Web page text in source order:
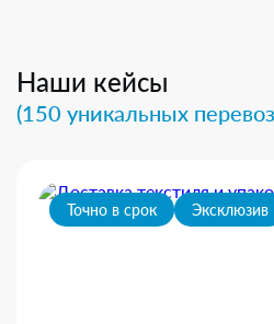
Наши кейсы
(150 уникальных
Точно в срок Эксклюзив